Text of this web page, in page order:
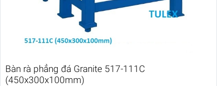
Bàn rà phẳng đá Granite 517-111C
(450x300x100mm)